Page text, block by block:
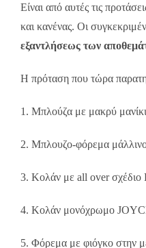
Είναι από αυτές τις
και κανένας. Οι
εξαντλήσεως των
Η πρόταση που τώρα
1. Μπλούζα με μακρύ
2. Μπλουζο-φόρεμα
3. Κολάν με all over
4. Κολάν μονόχρωμο
5. Φόρεμα με φιόγκο στην